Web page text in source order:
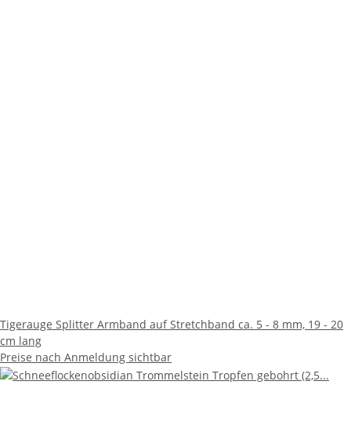
Tigerauge Splitter Armband auf Stretchband ca. 5 - 8 mm, 19 - 20
cm lang
Preise nach Anmeldung sichtbar